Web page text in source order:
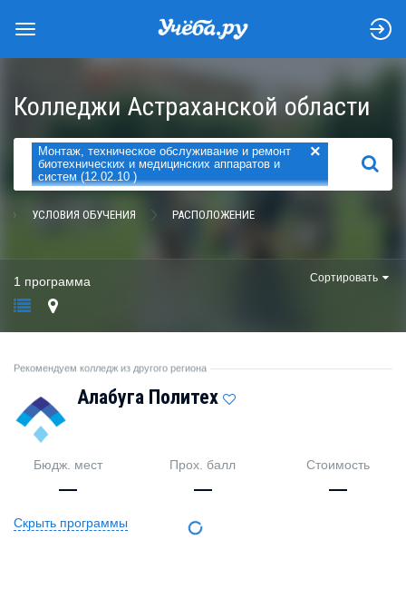
Колледжи Астраханской области
Монтаж, техническое обслуживание и ремонт
биотехнических и медицинских аппаратов и
систем (12.02.10 )
×
НАЙТИ
УСЛОВИЯ ОБУЧЕНИЯ РАСПОЛОЖЕНИЕ
1 программа Сортировать
Рекомендуем колледж из другого региона
Алабуга Политех
Бюдж. мест
—
Прох. балл
—
Стоимость
—
Скрыть программы